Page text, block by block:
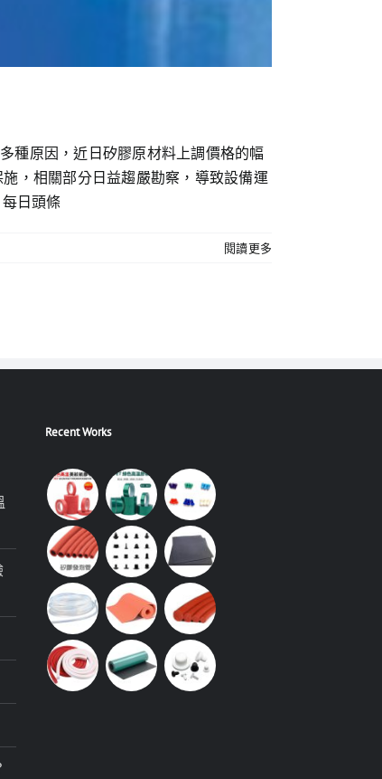
種原因，近日矽膠原材料上調價格的幅
，相關部分日益趨嚴勘察，導致設備運
日頭條
閱讀更多
Recent Works